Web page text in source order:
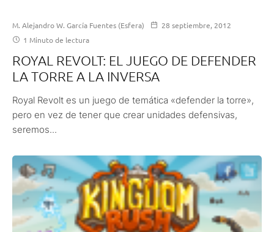
M. Alejandro W. García Fuentes (Esfera)
28 septiembre, 2012
1 Minuto de lectura
ROYAL REVOLT: EL JUEGO DE DEFENDER
LA TORRE A LA INVERSA
Royal Revolt es un juego de temática «defender la torre»,
pero en vez de tener que crear unidades defensivas,
seremos...